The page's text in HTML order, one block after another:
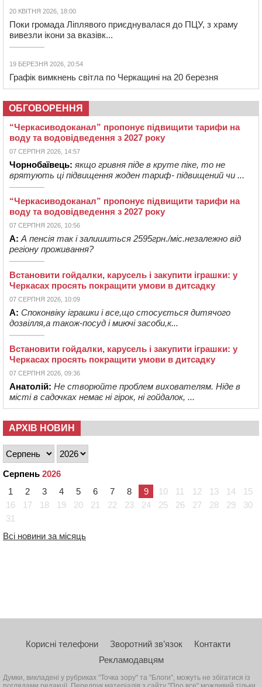
20 КВІТНЯ 2026, 18:00
Поки громада Ліплявого приєднувалася до ПЦУ, з храму
вивезли ікони за вказівк...
19 БЕРЕЗНЯ 2026, 20:54
Графік вимкнень світла по Черкащині на 20 березня
ОБГОВОРЕННЯ
“Черкасиводоканал” пропонує підвищити тарифи на
воду та водовідведення з 2027 року
07 СЕРПНЯ 2026, 14:57
Чорнобаївець: якщо гривня піде в круте піке, то не
врятують ці підвищення жоден тариф- підвищений чи ...
“Черкасиводоканал” пропонує підвищити тарифи на
воду та водовідведення з 2027 року
07 СЕРПНЯ 2026, 10:56
А: А пенсія так і залишиться 2595грн./міс.незалежно від
регіону проживання?
Встановити гойдалки, карусель і закупити іграшки: у
Черкасах просять покращити умови в дитсадку
07 СЕРПНЯ 2026, 10:09
А: Споконвіку іграшки і все,що стосується дитячого
дозвілля,а також-посуд і миючі засоби,к...
Встановити гойдалки, карусель і закупити іграшки: у
Черкасах просять покращити умови в дитсадку
07 СЕРПНЯ 2026, 09:36
Анатолій: Не створюйте проблем вихователям. Ніде в
місті в садочках немає ні гірок, ні гойдалок, ...
АРХІВ НОВИН
Серпень 2026
1
2 3 4 5 6 7 8 9 10 11 12 13 14
15
16
17 18 19 20 21 22 23 24 25 26 27 28 29
30
31
Всі новини за місяць
Корисні телефони Зворотний зв’язок
Контакти
Рекламодавцям
Думки, викладені у рубриках "Точка зору" та "Блоги", можуть не збігатися із